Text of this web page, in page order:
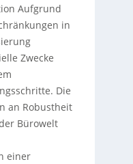
Aufgrund
in
Zwecke
Die
an Robustheit
Bürowelt
einer